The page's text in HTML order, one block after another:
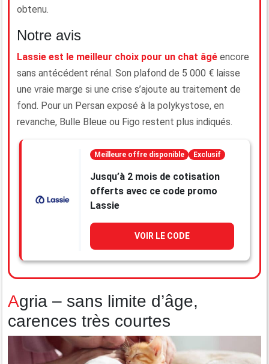
obtenu.
Notre avis
Lassie est le meilleur choix pour un chat âgé encore
sans antécédent rénal. Son plafond de 5 000 € laisse
une vraie marge si une crise s’ajoute au traitement de
fond. Pour un Persan exposé à la polykystose, en
revanche, Bulle Bleue ou Figo restent plus indiqués.
Meilleure offre disponible Exclusif
Jusqu’à 2 mois de cotisation
offerts avec ce code promo
Lassie
VOIR LE CODE
Agria – sans limite d’âge,
carences très courtes